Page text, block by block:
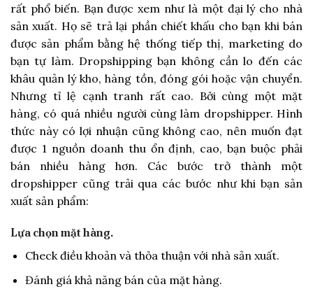
rất phổ biến. Bạn được xem như là một đại lý cho nhà
sản xuất. Họ sẽ trả lại phần chiết khấu cho bạn khi bán
được sản phẩm bằng hệ thống tiếp thị, marketing do
bạn tự làm. Dropshipping bạn không cần lo đến các
khâu quản lý kho, hàng tồn, đóng gói hoặc vận chuyển.
Nhưng tỉ lệ cạnh tranh rất cao. Bởi cùng một mặt
hàng, có quá nhiều người cùng làm dropshipper. Hình
thức này có lợi nhuận cũng không cao, nên muốn đạt
được 1 nguồn doanh thu ổn định, cao, bạn buộc phải
bán nhiều hàng hơn. Các bước trở thành một
dropshipper cũng trải qua các bước như khi bạn sản
xuất sản phẩm:
Lựa chọn mặt hàng.
Check điều khoản và thỏa thuận với nhà sản xuất.
Đánh giá khả năng bán của mặt hàng.